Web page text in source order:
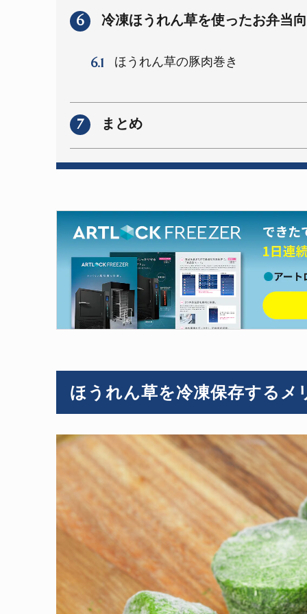
6 冷凍ほうれん草を使ったお弁当
6.1 ほうれん草の豚肉巻き
7 まとめ
ほうれん草を冷凍保存するメ